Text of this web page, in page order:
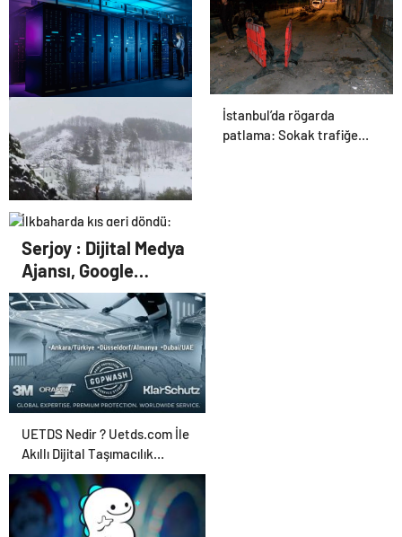
Datahost İle Güvenilir
Sunucu Hizmetleri
İstanbul’da rögarda
patlama: Sokak trafiğe
İlkbaharda kış geri döndü:
Erzurum’a lapa lapa kar
yağdı
Serjoy : Dijital Medya
Ajansı, Google
Reklam Ajansı, SEO
Ajansı ve Web
Tasarım Ajansı
UETDS Nedir ? Uetds.com İle
Akıllı Dijital Taşımacılık
Yazılımı